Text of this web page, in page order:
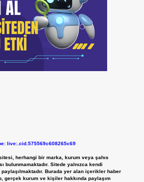
live:.cid.575569c608265c69
herhangi bir marka, kurum veya şahıs
bulunmamaktadır. Sitede yalnızca kendi
paylaşılmaktadır. Burada yer alan içerikler haber
gerçek kurum ve kişiler hakkında paylaşım